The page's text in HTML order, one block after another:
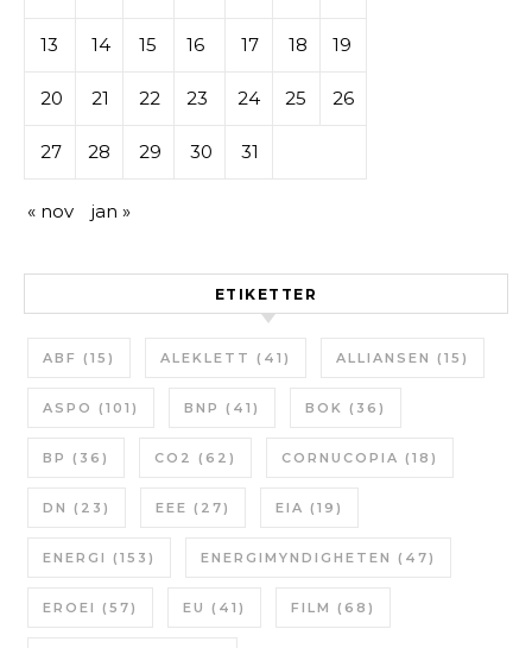
13 14 15 16 17 18 19
20 21 22 23 24 25 26
27 28 29 30 31
« nov jan »
ETIKETTER
ABF (15) ALEKLETT (41) ALLIANSEN (15)
ASPO (101) BNP (41) BOK (36)
BP (36) CO2 (62) CORNUCOPIA (18)
DN (23) EEE (27) EIA (19)
ENERGI (153) ENERGIMYNDIGHETEN (47)
EROEI (57) EU (41) FILM (68)